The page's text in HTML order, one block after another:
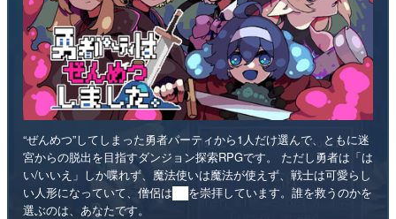
“ぜんめつ”してしまった勇者パーティから1人だけ選んで、ともに迷
宮からの脱出を目指すダンジョン探索RPGです。 ただし勇者は「は
い/いいえ」しか喋れず、魔法使いは魔法が使えず、戦士は可愛らし
い人形になっていて、僧侶は██を崇拝しています。誰を救うのかを
選ぶのは、あなたです。